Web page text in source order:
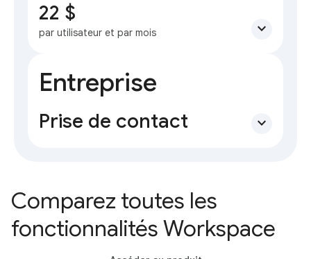
22 $
par utilisateur et par mois expand_more
Entreprise
Prise de contact expand_more
Comparez toutes les
fonctionnalités Workspace